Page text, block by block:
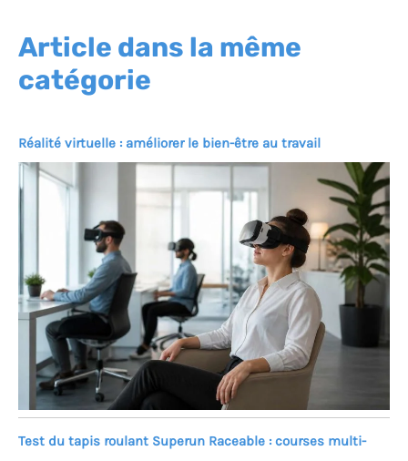
Article dans la même
catégorie
Réalité virtuelle : améliorer le bien-être au travail
Test du tapis roulant Superun Raceable : courses multi-